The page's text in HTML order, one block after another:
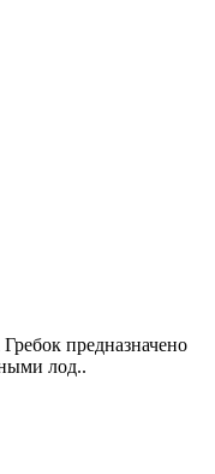
предназначено
лод..